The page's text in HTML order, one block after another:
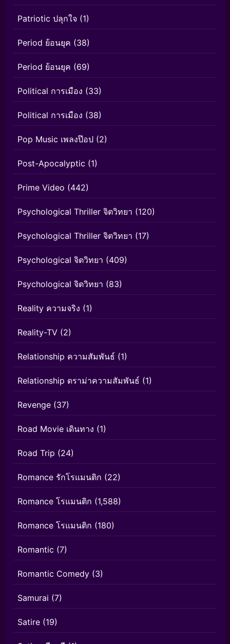
Patriotic ปลุกใจ (1)
Period ย้อนยุค (38)
Period ย้อนยุค (69)
Political การเมือง (33)
Political การเมือง (38)
Pop Music เพลงป๊อป (2)
Post-Apocalyptic (1)
Prime Video (442)
Psychological Thriller จิตวิทยา (120)
Psychological Thriller จิตวิทยา (17)
Psychological จิตวิทยา (409)
Psychological จิตวิทยา (83)
Reality ความจริง (1)
Reality-TV (2)
Relationship ความสัมพันธ์ (1)
Relationship ดราม่าความสัมพันธ์ (1)
Revenge (37)
Road Movie เดินทาง (1)
Road Trip (24)
Romance รักโรแมนติก (22)
Romance โรแมนติก (1,588)
Romance โรแมนติก (180)
Romantic (7)
Romantic Comedy (3)
Samurai (7)
Satire (19)